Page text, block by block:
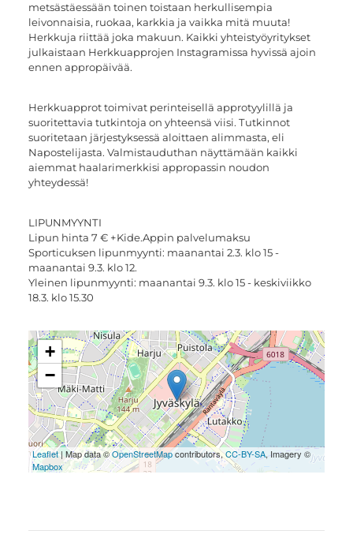
metsästäessään toinen toistaan herkullisempia
leivonnaisia, ruokaa, karkkia ja vaikka mitä muuta!
Herkkuja riittää joka makuun. Kaikki yhteistyöyritykset
julkaistaan Herkkuapprojen Instagramissa hyvissä ajoin
ennen appropäivää.
Herkkuapprot toimivat perinteisellä approtyylillä ja
suoritettavia tutkintoja on yhteensä viisi. Tutkinnot
suoritetaan järjestyksessä aloittaen alimmasta, eli
Napostelijasta. Valmistauduthan näyttämään kaikki
aiemmat haalarimerkkisi appropassin noudon
yhteydessä!
LIPUNMYYNTI
Lipun hinta 7 € +Kide.Appin palvelumaksu
Sporticuksen lipunmyynti: maanantai 2.3. klo 15 -
maanantai 9.3. klo 12.
Yleinen lipunmyynti: maanantai 9.3. klo 15 - keskiviikko
18.3. klo 15.30
+
−
Leaflet| Map data ©OpenStreetMapcontributors,CC-BY-SA, Imagery ©
Mapbox